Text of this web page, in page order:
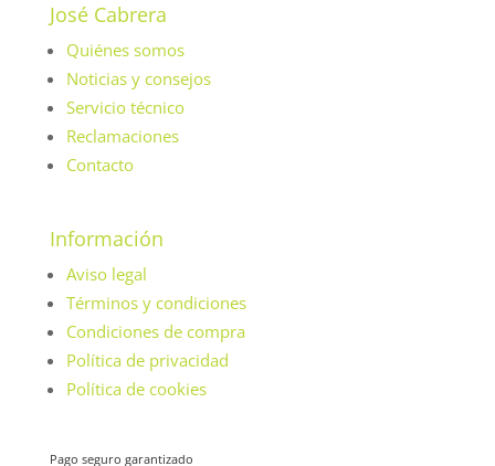
José Cabrera
Quiénes somos
Noticias y consejos
Servicio técnico
Reclamaciones
Contacto
Información
Aviso legal
Términos y condiciones
Condiciones de compra
Política de privacidad
Política de cookies
Pago seguro garantizado